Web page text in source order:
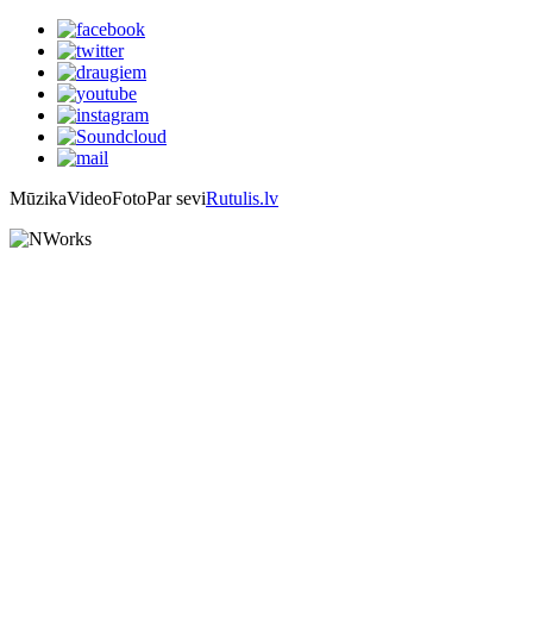
MūzikaVideoFotoPar seviRutulis.lv